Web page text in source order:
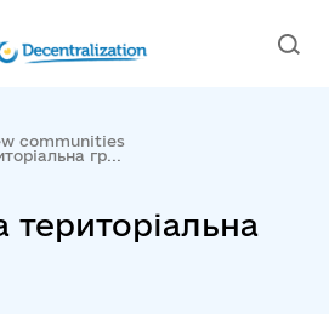
communities
гр...
територіальна